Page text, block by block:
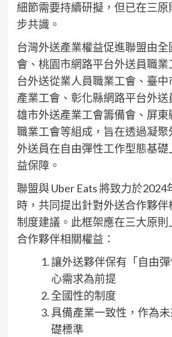
細節需要持續研擬，但已在三原
步共識。
台灣外送產業權益促進聯盟由全
會、桃園市網路平台外送員職
台外送從業人員職業工會、臺
產業工會、彰化縣網路平台外
雄市外送產業工會籌備會、屏東
職業工會等組成，旨在透過凝聚
外送員在自由彈性工作型態基
益保障。
聯盟與 Uber Eats 將致力於2024
時，共同提出針對外送合作夥
制度建議。此框架應在三大原則
合作夥伴相關權益：
讓外送夥伴保有「自由
心需求為前提
全國性的制度
具備產業一致性，作為
礎標準